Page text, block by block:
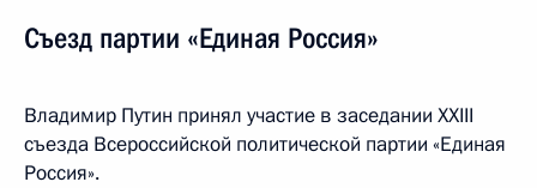
Съезд партии «Единая Россия»
Владимир Путин принял участие в заседании XXIII
съезда Всероссийской политической партии «Единая
Россия».